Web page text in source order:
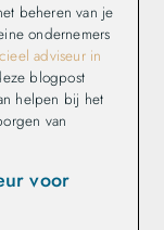
beheren van je
ondernemers
adviseur in
blogpost
helpen bij het
van
voor